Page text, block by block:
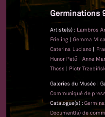
Germinations
Artiste(s) : Lambros
Frieling | Gemma
Caterina Luciano |
Hunor Pető | Anne
Thoss | Piotr
Galeries du Musée |
Communiqué de
Catalogue(s) :
Document(s) de